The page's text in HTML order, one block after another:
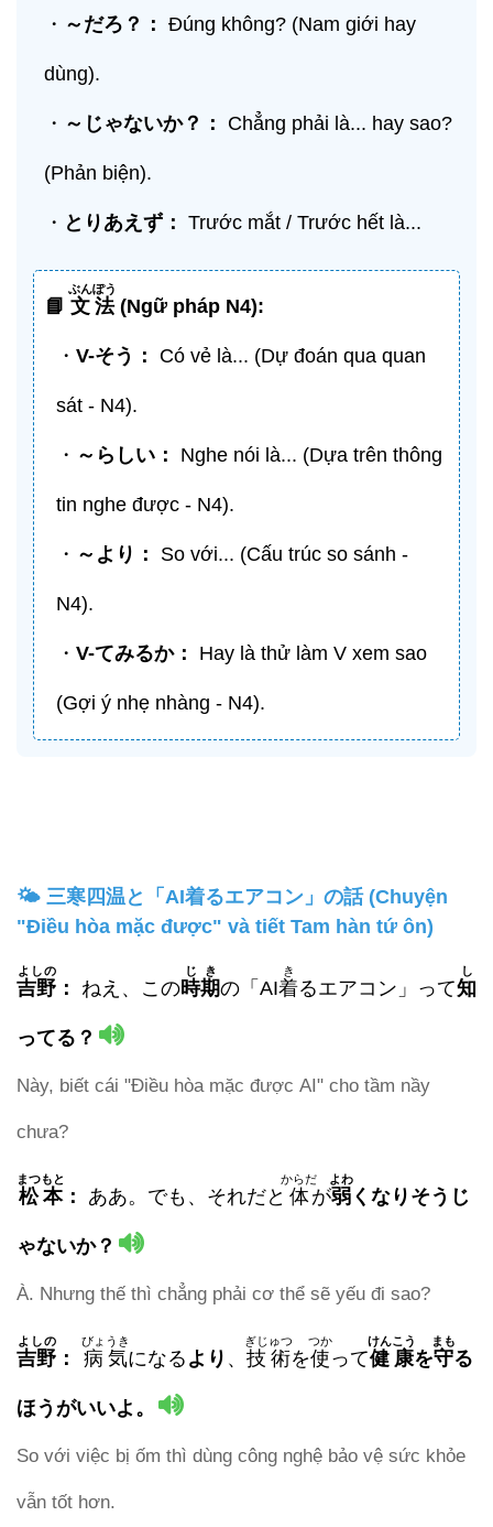
・ ～だろ？： Đúng không? (Nam giới hay
dùng).
・ ～じゃないか？： Chẳng phải là... hay sao?
(Phản biện).
・ とりあえず： Trước mắt / Trước hết là...
📘 文法
ぶんぽう
(Ngữ pháp N4):
・ V-そう ： Có vẻ là... (Dự đoán qua quan
sát - N4).
・ ～らしい： Nghe nói là... (Dựa trên thông
tin nghe được - N4).
・ ～より： So với... (Cấu trúc so sánh -
N4).
・ V-てみるか： Hay là thử làm V xem sao
(Gợi ý nhẹ nhàng - N4).
🌤️ 三寒四温と「AI着るエアコン」の話 (Chuyện
"Điều hòa mặc được" và tiết Tam hàn tứ ôn)
吉野
よしの
： ねえ、この時期
じき
の「AI着
き
るエアコン」って知
し
ってる？
Này, biết cái "Điều hòa mặc được AI" cho tầm nầy
chưa?
松本
まつもと
： ああ。でも、それだと 体
からだ
が弱
よわ
くなりそうじ
ゃないか？
À. Nhưng thế thì chẳng phải cơ thể sẽ yếu đi sao?
吉野
よしの
： 病気
びょうき
になる より 、 技術
ぎじゅつ
を使
つか
って健康
けんこう
を守
まも
る
ほうがいいよ。
So với việc bị ốm thì dùng công nghệ bảo vệ sức khỏe
vẫn tốt hơn.